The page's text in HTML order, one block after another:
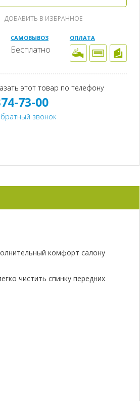
ДОБАВИТЬ В ИЗБРАННОЕ
САМОВЫВОЗ
Бесплатно
ОПЛАТА
этот товар по телефону
73-00
звонок
комфорт салону
чистить спинку передних